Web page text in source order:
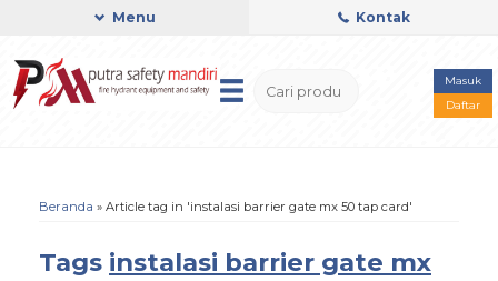
Menu Kontak
Masuk
Daftar
Beranda » Article tag in 'instalasi barrier gate mx 50 tap card'
Tags instalasi barrier gate mx